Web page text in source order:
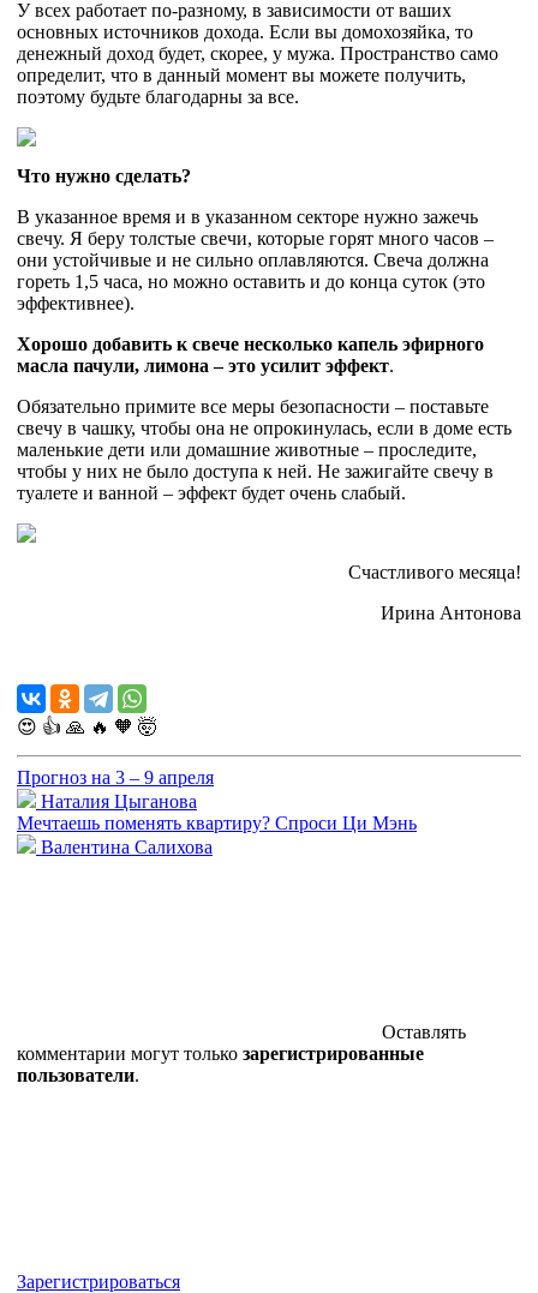
У всех работает по-разному, в зависимости от ваших
основных источников дохода. Если вы домохозяйка, то
денежный доход будет, скорее, у мужа. Пространство само
определит, что в данный момент вы можете получить,
поэтому будьте благодарны за все.
Что нужно сделать?
В указанное время и в указанном секторе нужно зажечь
свечу. Я беру толстые свечи, которые горят много часов –
они устойчивые и не сильно оплавляются. Свеча должна
гореть 1,5 часа, но можно оставить и до конца суток (это
эффективнее).
Хорошо добавить к свече несколько капель эфирного
масла пачули, лимона – это усилит эффект.
Обязательно примите все меры безопасности – поставьте
свечу в чашку, чтобы она не опрокинулась, если в доме есть
маленькие дети или домашние животные – проследите,
чтобы у них не было доступа к ней. Не зажигайте свечу в
туалете и ванной – эффект будет очень слабый.
Счастливого месяца!
Ирина Антонова
😍 👍 🙏 🔥 🧡 🤯
Прогноз на 3 – 9 апреля
Наталия Цыганова
Мечтаешь поменять квартиру? Спроси Ци Мэнь
Валентина Салихова
Оставлять
комментарии могут только зарегистрированные
пользователи.
Зарегистрироваться